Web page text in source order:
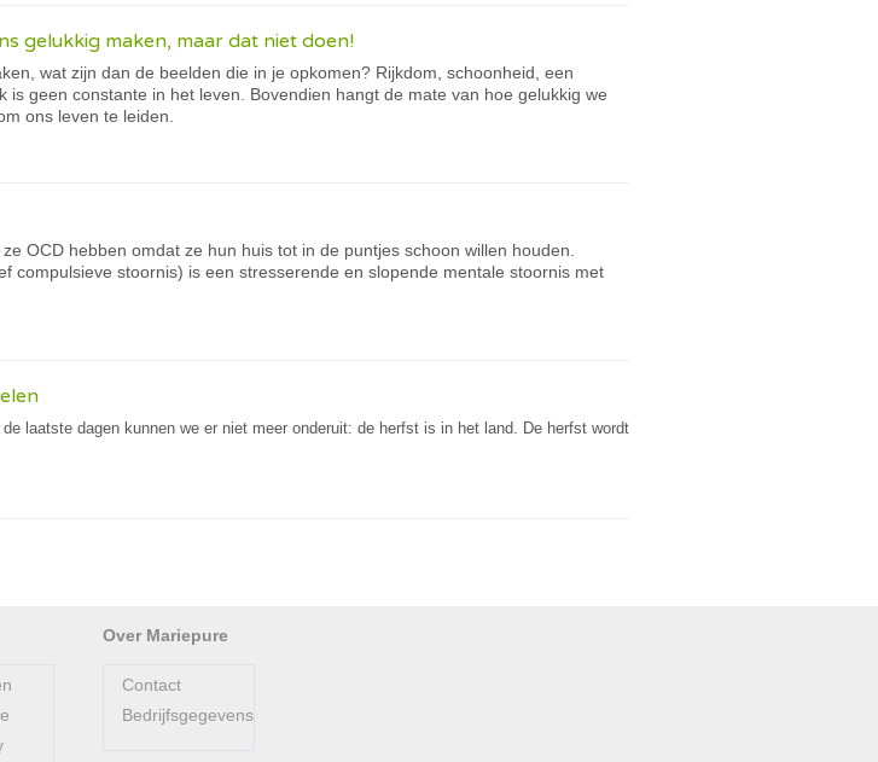
gelukkig maken, maar dat niet doen!
wat zijn dan de beelden die in je opkomen? Rijkdom, schoonheid, een
geen constante in het leven. Bovendien hangt de mate van hoe gelukkig we
ons leven te leiden.
OCD hebben omdat ze hun huis tot in de puntjes schoon willen houden.
compulsieve stoornis) is een stresserende en slopende mentale stoornis met
laatste dagen kunnen we er niet meer onderuit: de herfst is in het land. De herfst wordt
Over Mariepure
Contact
Bedrijfsgegevens